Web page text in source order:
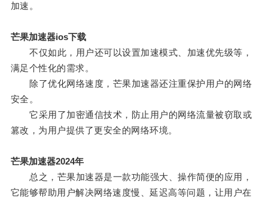
加速。
芒果加速器ios下载
不仅如此，用户还可以设置加速模式、加速优先级等，
满足个性化的需求。
除了优化网络速度，芒果加速器还注重保护用户的网络
安全。
它采用了加密通信技术，防止用户的网络流量被窃取或
篡改，为用户提供了更安全的网络环境。
芒果加速器2024年
总之，芒果加速器是一款功能强大、操作简便的应用，
它能够帮助用户解决网络速度慢、延迟高等问题，让用户在